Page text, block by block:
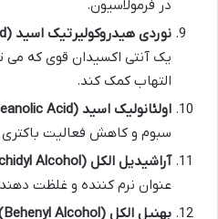
در فرمولاسیون.
نوردی هیدروکولیرتیک اسید (Nordihydroguaiaretic Acid):
یک آنتی اکسیدان قوی که می
التهاب کمک کند.
اولئانولیک اسید (Oleanolic Acid):
سبوم و کاهش فعالیت
آراشیدیل الکل (Arachidyl Alcohol):
عنوان نرم کننده و غلظت
بهنیل الکل (Behenyl Alcohol):